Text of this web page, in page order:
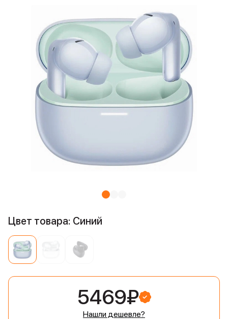
Цвет товара: Синий
5469₽
Нашли дешевле?